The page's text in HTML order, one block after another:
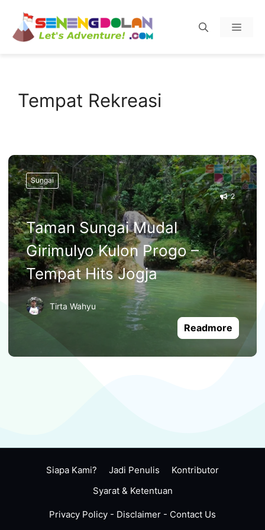
content
Menu
Tempat Rekreasi
Sungai
2
Taman Sungai Mudal
Girimulyo Kulon Progo –
Tempat Hits Jogja
Tirta Wahyu
Readmore
Siapa Kami? Jadi Penulis
Kontributor
Syarat & Ketentuan
Privacy Policy - Disclaimer - Contact Us